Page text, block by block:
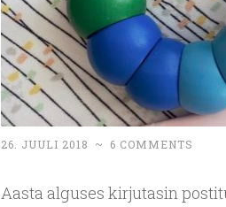
26. JUULI 2018 ~ 6 COMMENTS
Aasta alguses kirjutasin